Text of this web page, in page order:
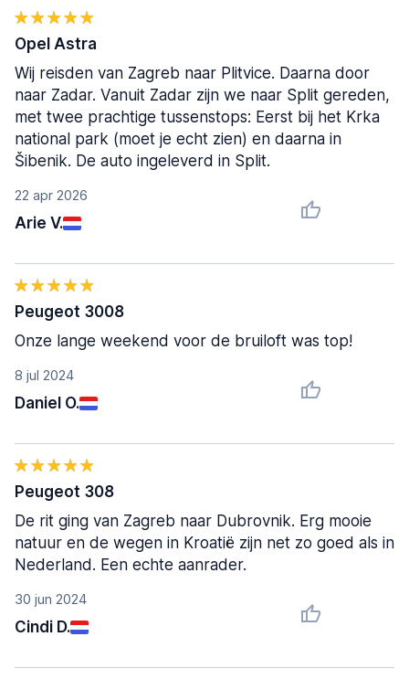
22 apr 2026
Arie V.
Opel Astra
Wij reisden van Zagreb naar Plitvice. Daarna door
naar Zadar. Vanuit Zadar zijn we naar Split gereden,
met twee prachtige tussenstops: Eerst bij het Krka
national park (moet je echt zien) en daarna in
Šibenik. De auto ingeleverd in Split.
8 jul 2024
Daniel O.
Peugeot 3008
Onze lange weekend voor de bruiloft was top!
30 jun 2024
Cindi D.
Peugeot 308
De rit ging van Zagreb naar Dubrovnik. Erg mooie
natuur en de wegen in Kroatië zijn net zo goed als in
Nederland. Een echte aanrader.